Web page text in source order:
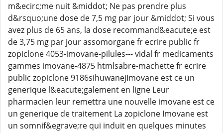
m&ecirc;me nuit &middot; Ne pas prendre plus
d&rsquo;une dose de 7,5 mg par jour &middot; Si vous
avez plus de 65 ans, la dose recommand&eacute;e est
de 3,75 mg par jour assomorgane fr ecrire public fr
zopiclone 4053-imovane-pilules--- vidal fr medicaments
gammes imovane-4875 htmlsabre-machette fr ecrire
public zopiclone 9186sihuwanejImovane est ce un
generique l&eacute;galement en ligne Leur
pharmacien leur remettra une nouvelle imovane est ce
un generique de traitement La zopiclone Imovane est
un somnif&egrave;re qui induit en quelques minutes